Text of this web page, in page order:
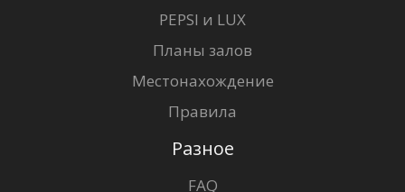
PEPSI и LUX
Планы залов
Местонахождение
Правила
Разное
FAQ